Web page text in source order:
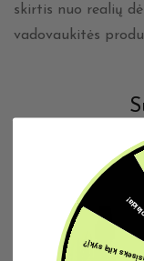
skirtis nuo realių
vadovaukitės
Gal pasiseks